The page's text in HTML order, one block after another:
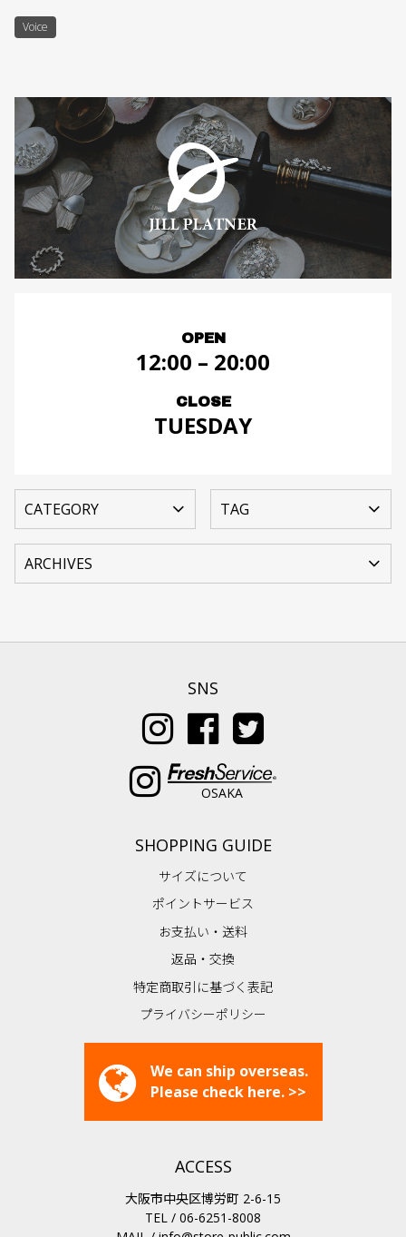
Voice
OPEN
12:00 – 20:00
CLOSE
TUESDAY
SNS
OSAKA
SHOPPING GUIDE
サイズについて
ポイントサービス
お支払い・送料
返品・交換
特定商取引に基づく表記
プライバシーポリシー
We can ship overseas.
Please check here. >>
ACCESS
大阪市中央区博労町 2-6-15
TEL / 06-6251-8008